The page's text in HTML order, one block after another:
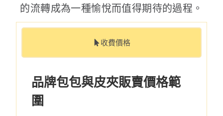
的流轉成為一種愉悅而值得期待的過程。
收費價格
品牌包包與皮夾販賣價格範
圍